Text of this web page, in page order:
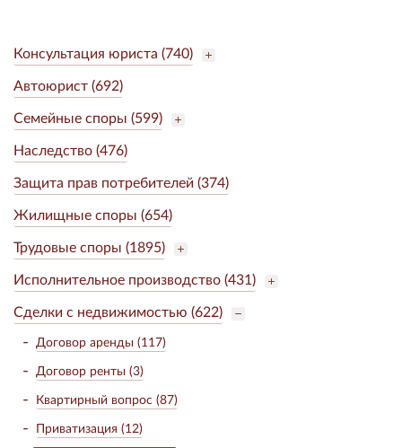
Консультация юриста (740)
Автоюрист (692)
Семейные споры (599)
Наследство (476)
Защита прав потребителей (374)
Жилищные споры (654)
Трудовые споры (1895)
Исполнительное производство (431)
Сделки с недвижимостью (622)
Договор аренды (117)
Договор ренты (3)
Квартирный вопрос (87)
Приватизация (12)